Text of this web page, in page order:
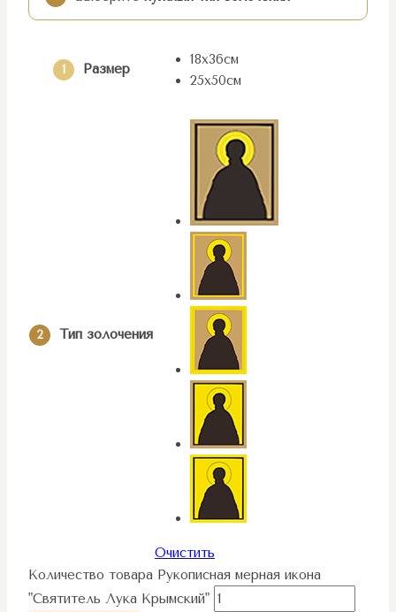
1 Размер
18х36см
25х50см
2 Тип золочения
Очистить
Количество товара Рукописная мерная икона
"Святитель Лука Крымский"